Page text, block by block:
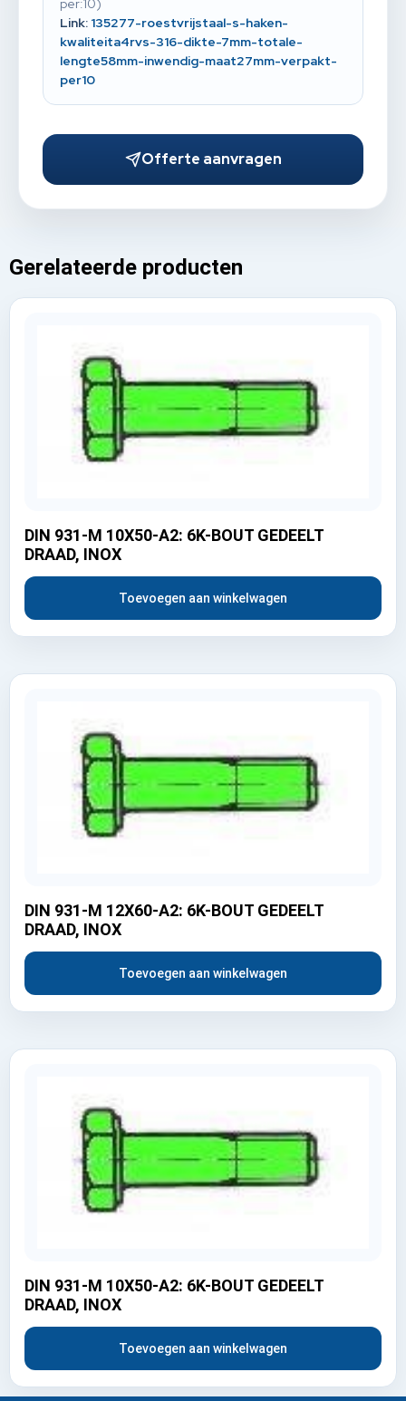
Link: 135277-roestvrijstaal-s-haken-
kwaliteita4rvs-316-dikte-7mm-totale-
lengte58mm-inwendig-maat27mm-verpakt-
per10
Offerte aanvragen
Gerelateerde producten
DIN 931-M 10X50-A2: 6K-BOUT GEDEELT
DRAAD, INOX
Toevoegen aan winkelwagen
DIN 931-M 12X60-A2: 6K-BOUT GEDEELT
DRAAD, INOX
Toevoegen aan winkelwagen
DIN 931-M 10X50-A2: 6K-BOUT GEDEELT
DRAAD, INOX
Toevoegen aan winkelwagen